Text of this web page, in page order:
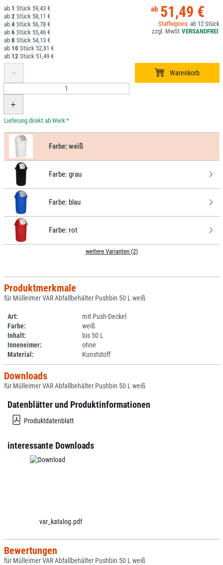
51,49 €
12
1
59,43 €
2
58,11 €
4
56,78 €
6
55,46 €
8
54,13 €
10
52,81 €
12
51,49 €
*
Farbe:weiß
Farbe: grau
Farbe: blau
Farbe: rot
weitere Varianten (2)
Produktmerkmale
für Mülleimer VAR Abfallbehälter Pushbin 50 L weiß
Art:
mit Push-Deckel
Farbe:
weiß
Inhalt:
bis 50 L
Inneneimer:
ohne
Material:
Kunststoff
Downloads
für Mülleimer VAR Abfallbehälter Pushbin 50 L weiß
Datenblätter und Produktinformationen
Produktdatenblatt
interessante Downloads
var_katalog.pdf
Bewertungen
für Mülleimer VAR Abfallbehälter Pushbin 50 L weiß